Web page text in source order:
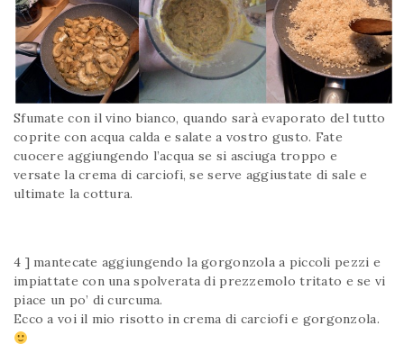
Sfumate con il vino bianco, quando sarà evaporato del tutto
coprite con acqua calda e salate a vostro gusto. Fate
cuocere aggiungendo l’acqua se si asciuga troppo e
versate la crema di carciofi, se serve aggiustate di sale e
ultimate la cottura.
4 ] mantecate aggiungendo la gorgonzola a piccoli pezzi e
impiattate con una spolverata di prezzemolo tritato e se vi
piace un po’ di curcuma.
Ecco a voi il mio risotto in crema di carciofi e gorgonzola.